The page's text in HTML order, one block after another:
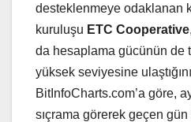
desteklenmeye odaklanan
kuruluşu ETC Cooperative
da hesaplama gücünün de
yüksek seviyesine
BitInfoCharts.com’a göre,
sıçrama görerek geçen gün